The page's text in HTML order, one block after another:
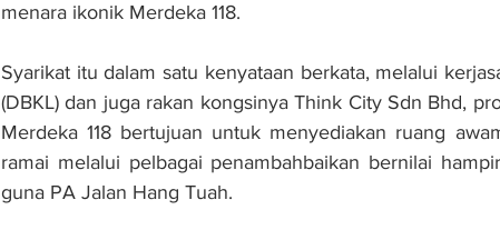
menara ikonik Merdeka 118.
Syarikat itu dalam satu kenyataan berkata, melalui
(DBKL) dan juga rakan kongsinya Think City Sdn Bhd,
Merdeka 118 bertujuan untuk menyediakan ruang
ramai melalui pelbagai penambahbaikan bernilai
guna PA Jalan Hang Tuah.